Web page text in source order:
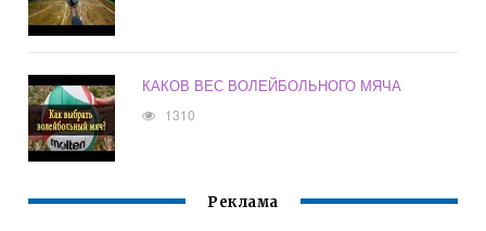
КАКОВ ВЕС ВОЛЕЙБОЛЬНОГО МЯЧА
1310
Реклама